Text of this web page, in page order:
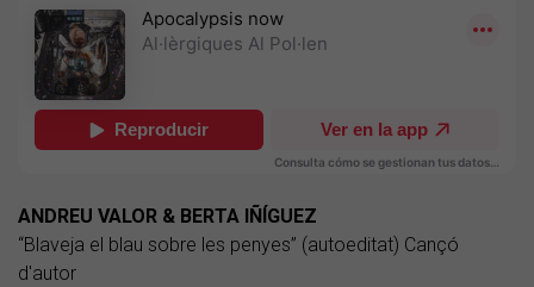
ANDREU VALOR & BERTA IÑÍGUEZ
“Blaveja el blau sobre les penyes” (autoeditat) Cançó
d'autor